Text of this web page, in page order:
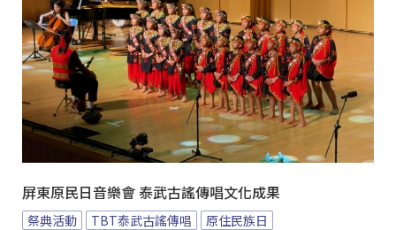
屏東原民日音樂會 泰武古謠傳唱文化成果
祭典活動 TBT泰武古謠傳唱
原住民族日